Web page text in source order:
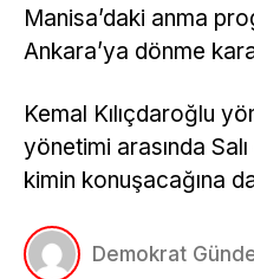
Manisa’daki anma
Ankara’ya dönme
Kemal Kılıçdaroğlu
yönetimi arasında
kimin konuşacağına
Demokrat